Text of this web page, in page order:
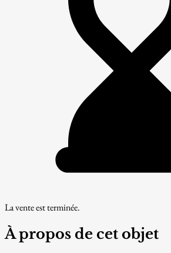
La vente est terminée.
À propos de cet objet